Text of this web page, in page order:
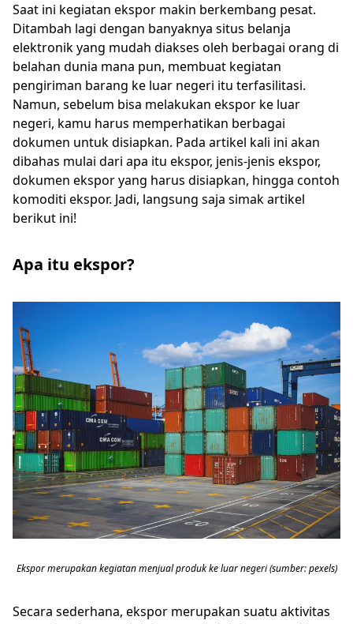
Saat ini kegiatan ekspor makin berkembang pesat.
Ditambah lagi dengan banyaknya situs belanja
elektronik yang mudah diakses oleh berbagai orang di
belahan dunia mana pun, membuat kegiatan
pengiriman barang ke luar negeri itu terfasilitasi.
Namun, sebelum bisa melakukan ekspor ke luar
negeri, kamu harus memperhatikan berbagai
dokumen untuk disiapkan. Pada artikel kali ini akan
dibahas mulai dari apa itu ekspor, jenis-jenis ekspor,
dokumen ekspor yang harus disiapkan, hingga contoh
komoditi ekspor. Jadi, langsung saja simak artikel
berikut ini!
Apa itu ekspor?
Ekspor merupakan kegiatan menjual produk ke luar negeri (sumber: pexels)
Secara sederhana, ekspor merupakan suatu aktivitas